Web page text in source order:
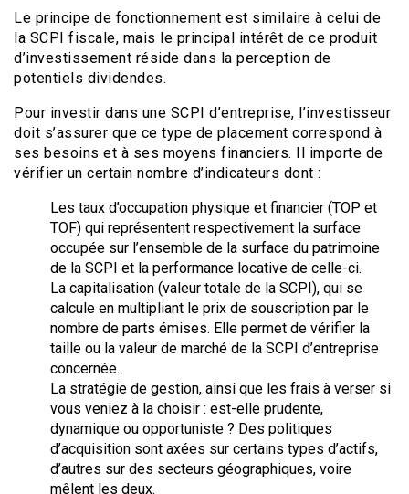
Le principe de fonctionnement est similaire à celui de
la SCPI fiscale, mais le principal intérêt de ce produit
d’investissement réside dans la perception de
potentiels dividendes.
Pour investir dans une SCPI d’entreprise, l’investisseur
doit s’assurer que ce type de placement correspond à
ses besoins et à ses moyens financiers. Il importe de
vérifier un certain nombre d’indicateurs dont :
Les taux d’occupation physique et financier (TOP et
TOF) qui représentent respectivement la surface
occupée sur l’ensemble de la surface du patrimoine
de la SCPI et la performance locative de celle-ci.
La capitalisation (valeur totale de la SCPI), qui se
calcule en multipliant le prix de souscription par le
nombre de parts émises. Elle permet de vérifier la
taille ou la valeur de marché de la SCPI d’entreprise
concernée.
La stratégie de gestion, ainsi que les frais à verser si
vous veniez à la choisir : est-elle prudente,
dynamique ou opportuniste ? Des politiques
d’acquisition sont axées sur certains types d’actifs,
d’autres sur des secteurs géographiques, voire
mêlent les deux.